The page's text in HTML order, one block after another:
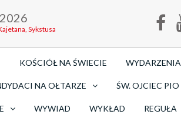
Sykstusa
KOŚCIÓŁ NA ŚWIECIE WYDARZENIA
NA OŁTARZE ŚW. OJCIEC PIO
WYWIAD WYKŁAD REGUŁA